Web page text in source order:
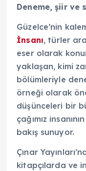
Deneme, şiir ve
Güzelce’nin
İnsanı, türler
eser olarak
yaklaşan, kimi
bölümleriyle
örneği olarak
düşünceleri bir
çağımız
bakış sunuyor.
Çınar
kitapçılarda ve